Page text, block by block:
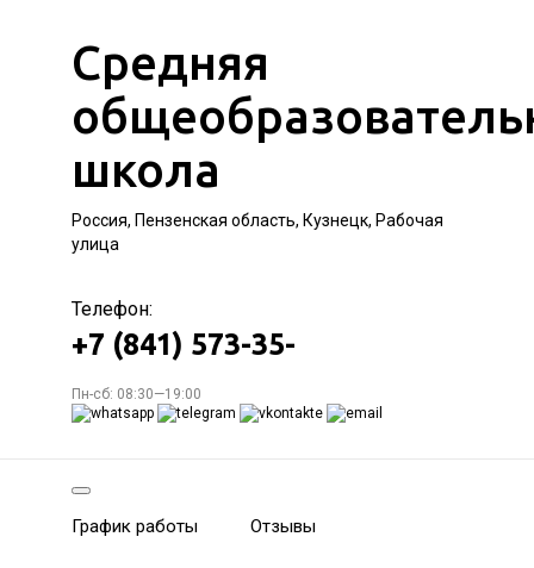
Средняя
школа
Россия, Пензенская область, Кузнецк, Рабочая
улица
Телефон:
+7 (841) 573-35-
Пн-сб: 08:30—19:00
График работы Отзывы